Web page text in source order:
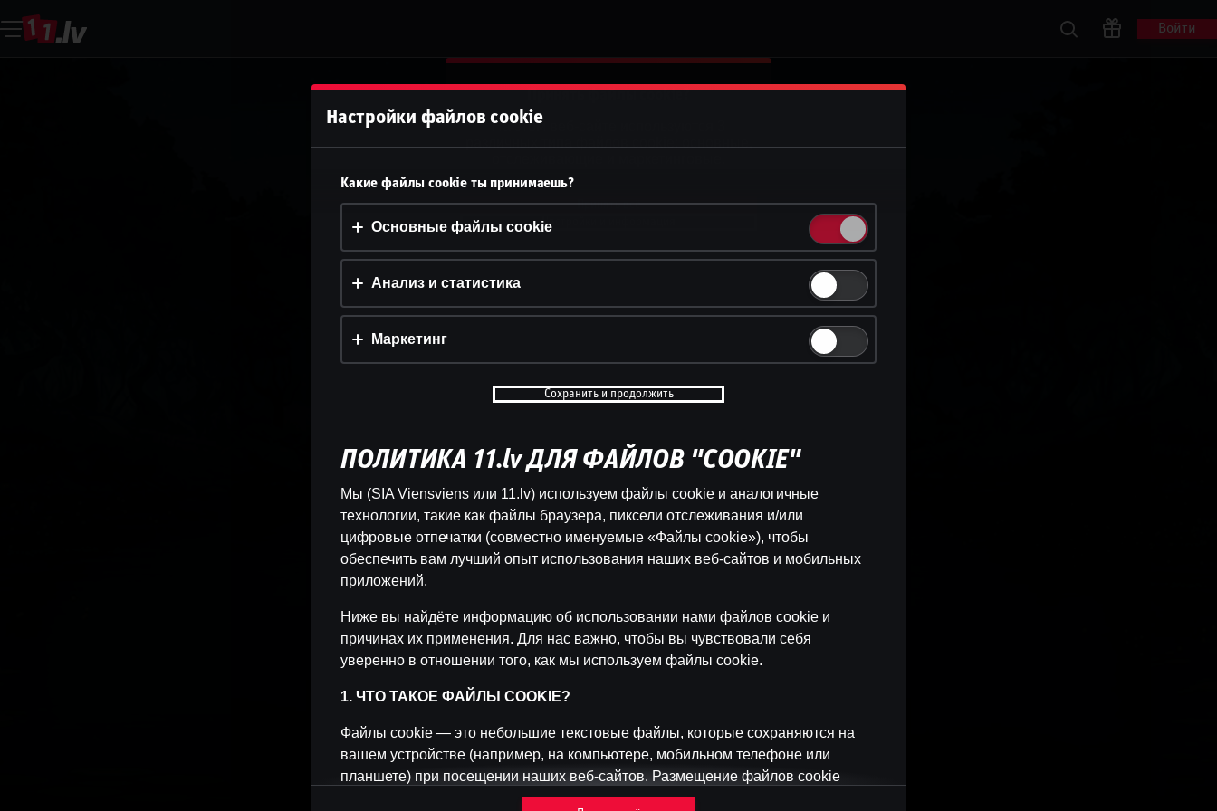
Войти
Эта игра недоступна как демо-версия.
Пожалуйста, авторизуйся, чтобы играть в
эту игру на реальные деньги.
Принять файлы cookie?
На этом веб-сайте используются 3
Принять всё
Настройки и информация
Настройки файлов cookie
Какие файлы cookie ты принимаешь?
Основные файлы cookie
Анализ и статистика
Маркетинг
Сохранить и продолжить
ПОЛИТИКА 11.lv ДЛЯ ФАЙЛОВ "COOKIE"
Мы (SIA Viensviens или 11.lv) используем файлы cookie и аналогичные
технологии, такие как файлы браузера, пиксели отслеживания и/или
цифровые отпечатки (совместно именуемые «Файлы cookie»), чтобы
обеспечить вам лучший опыт использования наших веб-сайтов и мобильных
приложений.
Ниже вы найдёте информацию об использовании нами файлов cookie и
причинах их применения. Для нас важно, чтобы вы чувствовали себя
уверенно в отношении того, как мы используем файлы cookie.
1. ЧТО ТАКОЕ ФАЙЛЫ COOKIE?
Файлы cookie — это небольшие текстовые файлы, которые сохраняются на
вашем устройстве (например, на компьютере, мобильном телефоне или
планшете) при посещении наших веб-сайтов. Размещение файлов cookie
позволяет нам распознавать вас и отслеживать, как вы используете наши веб-